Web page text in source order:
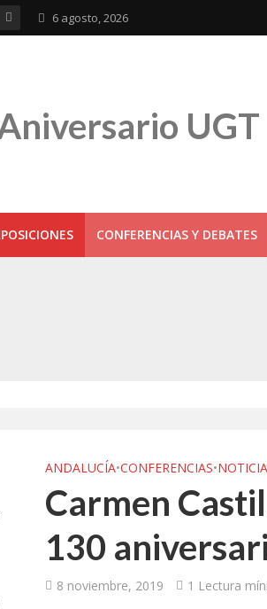
6 agosto, 2026
CONFERENCIAS Y DEBATES
Clausurada la
Rivas acoge la
Javier Bueno, el
ANDALUCÍA•CONFERENCIAS•
Carmen
130
8 noviembre, 2019 1 Lectura